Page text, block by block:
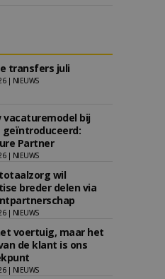
transfers juli
| NIEUWS
vacaturemodel bij
geïntroduceerd:
Partner
| NIEUWS
wil
breder delen via
| NIEUWS
voertuig, maar het
de klant is ons
| NIEUWS